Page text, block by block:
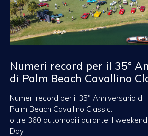
Numeri record per il 35°
di Palm Beach Cavallino
Numeri record per il 35° Anniversario di
Palm Beach Cavallino Classic:
oltre 360 automobili durante il weekend
Day